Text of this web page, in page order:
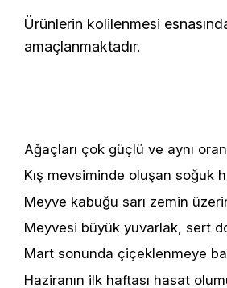
Ürünlerin kolilenmesi
amaçlanmaktadır.
Ağaçları çok güçlü ve aynı
Kış mevsiminde oluşan soğuk
Meyve kabuğu sarı zemin
Meyvesi büyük yuvarlak, sert
Mart sonunda çiçeklenmeye
Haziranın ilk haftası hasat